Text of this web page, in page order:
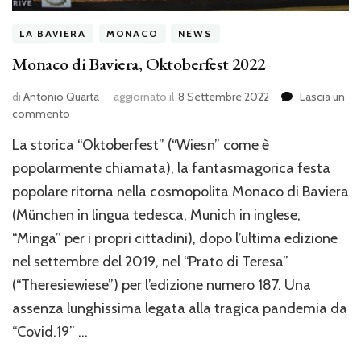
LA BAVIERA MONACO NEWS
Monaco di Baviera, Oktoberfest 2022
di Antonio Quarta aggiornato il 8 Settembre 2022
Lascia un
commento
di
Baviera,
2022
La storica “Oktoberfest” (“Wiesn” come è
popolarmente chiamata), la fantasmagorica festa
popolare ritorna nella cosmopolita Monaco di Baviera
(München in lingua tedesca, Munich in inglese,
“Minga” per i propri cittadini), dopo l’ultima edizione
nel settembre del 2019, nel “Prato di Teresa”
(“Theresiewiese”) per l’edizione numero 187. Una
assenza lunghissima legata alla tragica pandemia da
“Covid.19” …